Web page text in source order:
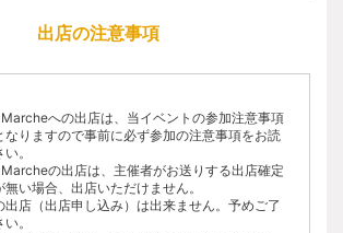
来場中におけるすべての事故、怪我、盗難など
、自己責任となりますのでご了承ください。
さま同士のトラブルについて一切関与いたしま
び事務局の指示に従わずに会場施設などを傷つ
った場合、当事者の費用と負担に於いて原状回
ただきます。
お車やお手荷物、金銭などの盗難や万引き、破
する弁済責任を主催および事務局は負いませ
回り品の管理は各自でしっかりと行ってくださ
来場いただける方。
のうえ、抽選など主催者が定める方法で参加が
Marche｣の出店料は無料です。売り上げに対す
Marche｣の出店に伴う会場までの交通費や宿泊
参加者各自のご負担です。
Marche｣の出店は、イベント参加に必要な項目
た後に、｢Citroën Marche｣への出店希望欄に入
ください。
Marche｣は、参加希望者が多数想定されるた
者の確定は抽選により決定します。
出店の注意事項
への出店は、当イベントの参加注意事項
なりますので事前に必ず参加の注意事項をお読
。
の出店は、主催者がお送りする出店確定
無い場合、出店いただけません。
出店（出店申し込み）は出来ません。予めご了
。